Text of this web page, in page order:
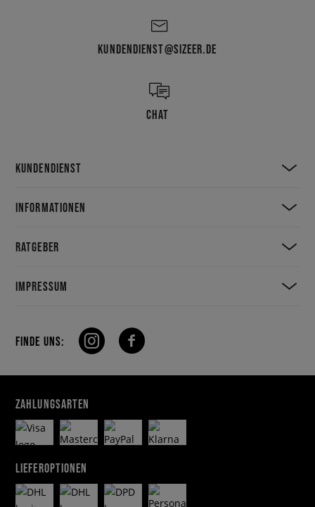
KUNDENDIENST@SIZEER.DE
CHAT
KUNDENDIENST
INFORMATIONEN
RATGEBER
IMPRESSUM
FINDE UNS:
ZAHLUNGSARTEN
LIEFEROPTIONEN